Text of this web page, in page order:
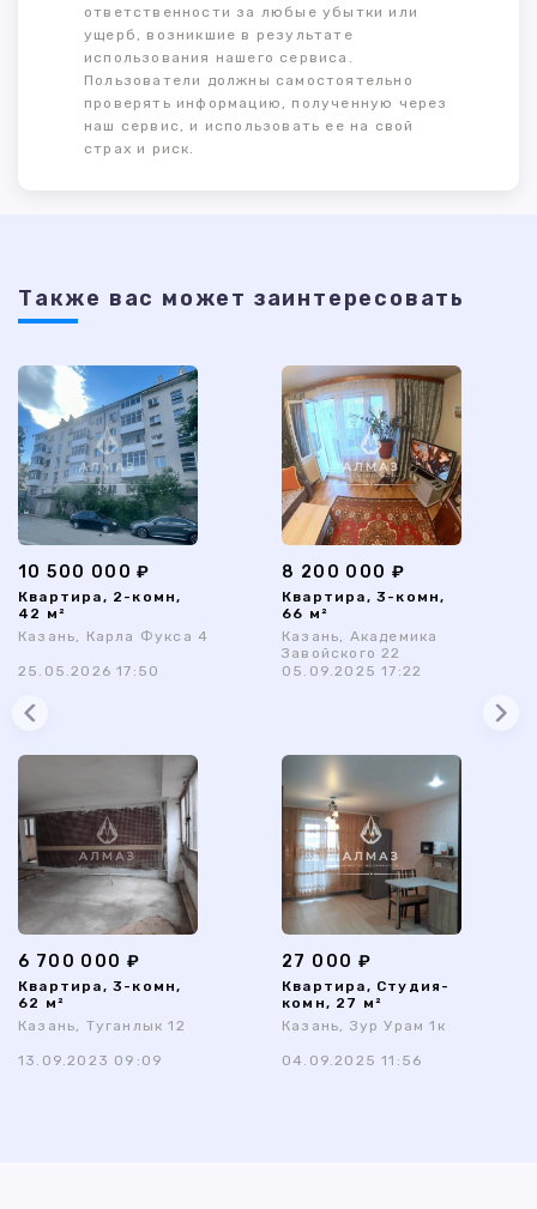
ответственности за любые убытки или
ущерб, возникшие в результате
использования нашего сервиса.
Пользователи должны самостоятельно
проверять информацию, полученную через
наш сервис, и использовать ее на свой
страх и риск.
Также ваc может заинтересовать
10 500 000 ₽
Квартира, 2-комн,
42 м²
Казань, Карла Фукса 4
25.05.2026 17:50
8 200 000 ₽
Квартира, 3-комн,
66 м²
Казань, Академика
Завойского 22
05.09.2025 17:22
6 700 000 ₽
Квартира, 3-комн,
62 м²
Казань, Туганлык 12
13.09.2023 09:09
27 000 ₽
Квартира, Студия-
комн, 27 м²
Казань, Зур Урам 1к
04.09.2025 11:56